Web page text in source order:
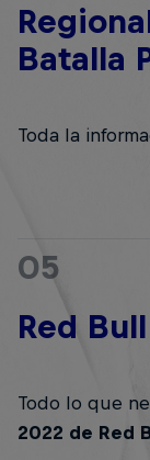
Batalla
Toda la
05
Red
Todo lo que
2022 de Red